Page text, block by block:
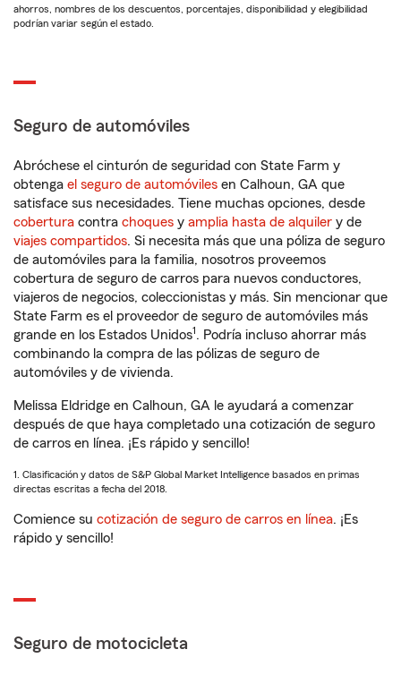
ahorros, nombres de los descuentos, porcentajes, disponibilidad y elegibilidad
podrían variar según el estado.
Seguro de automóviles
Abróchese el cinturón de seguridad con State Farm y
obtenga el seguro de automóviles en Calhoun, GA que
satisface sus necesidades. Tiene muchas opciones, desde
cobertura contra choques y amplia hasta de alquiler y de
viajes compartidos. Si necesita más que una póliza de seguro
de automóviles para la familia, nosotros proveemos
cobertura de seguro de carros para nuevos conductores,
viajeros de negocios, coleccionistas y más. Sin mencionar que
State Farm es el proveedor de seguro de automóviles más
grande en los Estados Unidos1 . Podría incluso ahorrar más
combinando la compra de las pólizas de seguro de
automóviles y de vivienda.
Melissa Eldridge en Calhoun, GA le ayudará a comenzar
después de que haya completado una cotización de seguro
de carros en línea. ¡Es rápido y sencillo!
1. Clasificación y datos de S&P Global Market Intelligence basados en primas
directas escritas a fecha del 2018.
Comience su cotización de seguro de carros en línea. ¡Es
rápido y sencillo!
Seguro de motocicleta